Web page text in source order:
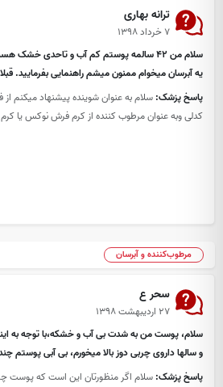
ترانه بهاری
۷ خرداد ۱۳۹۸
سلام من 42 سالمه پوستم کم آب و تاحدی
یه آبرسان میخوام ممنون میشم راهنمایی بفرمایید.
پاسخ پزشک: سلام به عنوان شوینده پیشنهاد میکنم از
کدلی وبه عنوان مرطوب کننده از کرم فرش نوکس یا
مرطوب‌کننده و آبرسان
سحر ع
۲۷ اردیبهشت ۱۳۹۸
سلام، پوست من به شدت بی آب و خشکه،با توجه به
و سالها داروی چربی دوز بالا میخورم، بی آبی پوستم
پاسخ پزشک: سلام اگر منظورتان این است که پوست